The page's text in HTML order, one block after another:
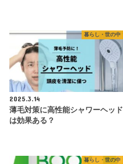
暮らし・世の中
2025.3.14
薄毛対策に高性能シャワーヘッド
は効果ある？
暮らし・世の中